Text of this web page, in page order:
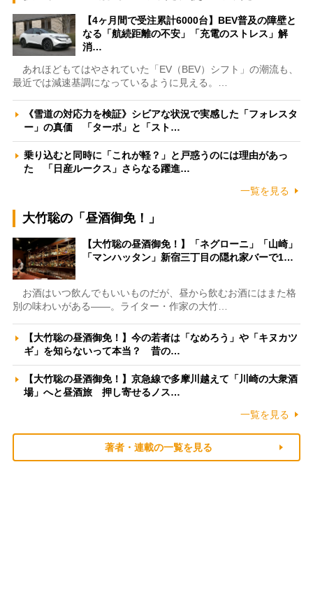
【4ヶ月間で受注累計6000台】BEV普及の障壁と
なる「航続距離の不安」「充電のストレス」解
消…
あれほどもてはやされていた「EV（BEV）シフト」の潮流も、
最近では減速基調になっているように見える。…
《雪道の対応力を検証》シビアな状況で実感した「フォレスタ
ー」の真価 「ターボ」と「スト…
乗り込むと同時に「これが軽？」と戸惑うのには理由があっ
た 「日産ルークス」さらなる躍進…
一覧を見る
大竹聡の「昼酒御免！」
【大竹聡の昼酒御免！】「ネグローニ」「山崎」
「マンハッタン」新宿三丁目の隠れ家バーで1…
お酒はいつ飲んでもいいものだが、昼から飲むお酒にはまた格
別の味わいがある――。ライター・作家の大竹…
【大竹聡の昼酒御免！】今の若者は「なめろう」や「キヌカツ
ギ」を知らないって本当？ 昔の…
【大竹聡の昼酒御免！】京急線で多摩川越えて「川崎の大衆酒
場」へと昼酒旅 押し寄せるノス…
一覧を見る
著者・連載の一覧を見る